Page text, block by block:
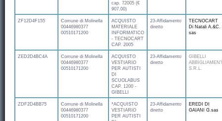
cap. 72005 (€
907,00)
ZF12D4F155
Comune di Molinella
00446980377
00510171200
ACQUISTO
MATERIALE
INFORMATICO
- TECNOCART
CAP. 2005
23-Affidamento
diretto
TECNOCART
Di Natali A.&C.
sas
ZED2D4BC4A
Comune di Molinella
00446980377
00510171200
ACQUISTO
VESTIARIO
PER AUTISTI
DI
SCUOLABUS
CAP. 1200 -
GIBELLI
23-Affidamento
diretto
GIBELLI
S.R.L.
ZDF2D4BB75
Comune di Molinella
00446980377
00510171200
*ACQUISTO
VESTIARIO
PER AUTISTI
23-Affidamento
diretto
EREDI DI
GAIANI G.sas